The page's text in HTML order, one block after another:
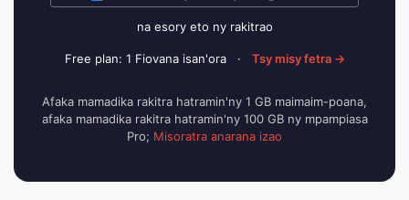
na esory eto ny rakitrao
Free plan: 1 Fiovana isan'ora · Tsy misy fetra →
Afaka mamadika rakitra hatramin'ny 1 GB maimaim-poana,
afaka mamadika rakitra hatramin'ny 100 GB ny mpampiasa
Pro; Misoratra anarana izao